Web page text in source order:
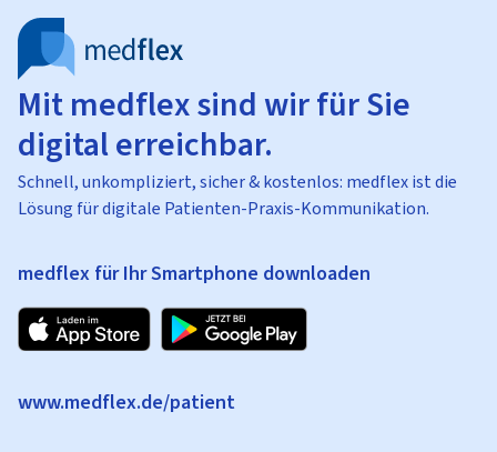
Mit medflex sind wir für Sie
digital erreichbar.
Schnell, unkompliziert, sicher & kostenlos: medflex ist die
Lösung für digitale Patienten-Praxis-Kommunikation.
medflex für Ihr Smartphone downloaden
www.medflex.de/patient